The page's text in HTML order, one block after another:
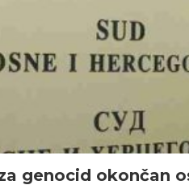
genocid okončan